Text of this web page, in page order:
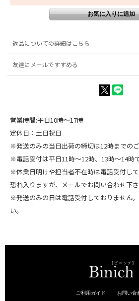
返品についての詳細はこちら
友達にメールですすめる
営業時間:平日10時～17時
定休日：土日祝日
※発送のみの当日出荷の締切は12時までの
※電話受付は平日11時～12時、13時～14時
※休業日明けや担当者不在時は電話受付して
恐れ入りますが、メールでお問い合わせ下さ
※発送のみの日は電話受付しておりません
い。